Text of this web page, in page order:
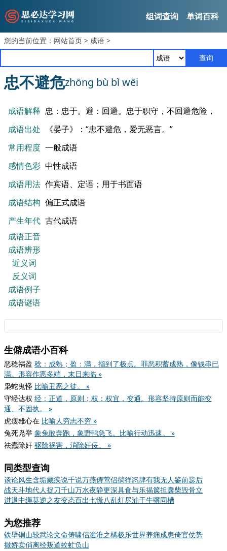
组词查询 单词百科
您的当前位置： 网站首页 > 成语 >
查询
忠不避危zhōng bù bì wēi
成语解释 忠：忠于。避：回避。忠于职守，不回避危险，
成语出处
《晏子》：“忠不避危，爱无恶言。”
常用程度 一般成语
感情色彩 中性成语
成语用法 作宾语、定语；用于书面语
成语结构 偏正式成语
产生年代 古代成语
成语正音
成语辨形
近义词
反义词
成语例子
成语谜语
生僻成语小百科
恶稔祸盈 稔：成熟；盈：满，指到了极点。罪恶积蓄成熟，像钱串已
满。形容作恶多端，末日来临 »
枭蛇鬼怪 比喻丑恶之徒。 »
守经达权 经：正道，原则；权：权宜，变通。形容坚持原则而能变
通、不固执。 »
虎瘦雄心在 比喻人穷志不穷 »
兔死凫举 象兔敢奔跑，象野鸭急飞。比喻行动迅速。 »
祛蠹除奸 驱除祸害，消除奸佞。 »
同类型查询
谈论风生含垢藏疾说千说万燕俦莺侣徜徉恣肆有我无人鉴前毖后
战天斗地代人捉刀千山万水夜静更深具食与乐揭箧担囊柴毁骨立
进退中绳莫逆之友变态百出七慌八乱灯尽油干牛骥同槽
为您推荐
铁壁铜山较武论文命俦啸侣逾淮之橘极乐世界养痈成患倚官仗势
撒娇卖俏离经叛道蚊虻负山